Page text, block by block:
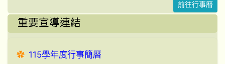
前往行事曆
重要宣導連結
115學年度行事簡曆